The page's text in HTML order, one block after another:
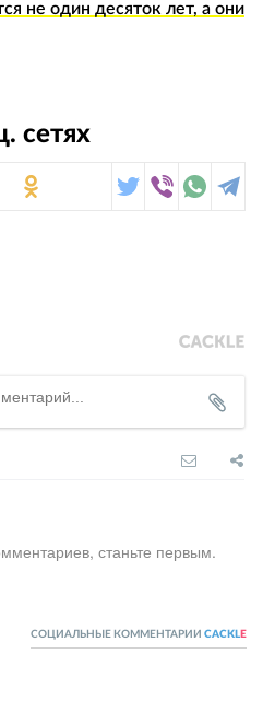
не один десяток лет, а они
сетях
станьте первым.
СОЦИАЛЬНЫЕ КОММЕНТАРИИ CACKL E